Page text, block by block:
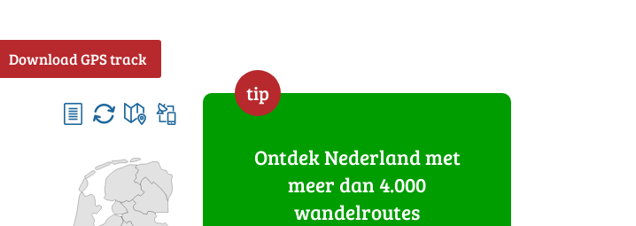
Download GPS track
tip
Ontdek Nederland met
meer dan 4.000
wandelroutes